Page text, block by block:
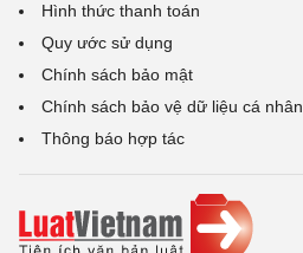
Hình thức thanh toán
Quy ước sử dụng
Chính sách bảo mật
Chính sách bảo vệ dữ liệu cá nhân
Thông báo hợp tác